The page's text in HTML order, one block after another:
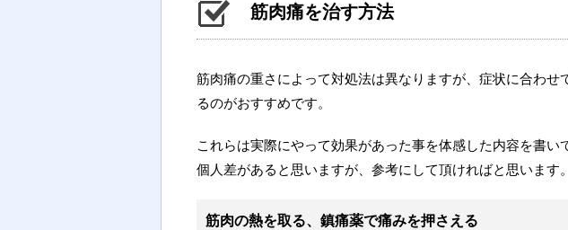
筋肉痛を治す方法
筋肉痛の重さによって対処法は異なりますが、症状に合わせ
るのがおすすめです。
これらは実際にやって効果があった事を体感した内容を書い
個人差があると思いますが、参考にして頂ければと思います。
筋肉の熱を取る、鎮痛薬で痛みを押さえる